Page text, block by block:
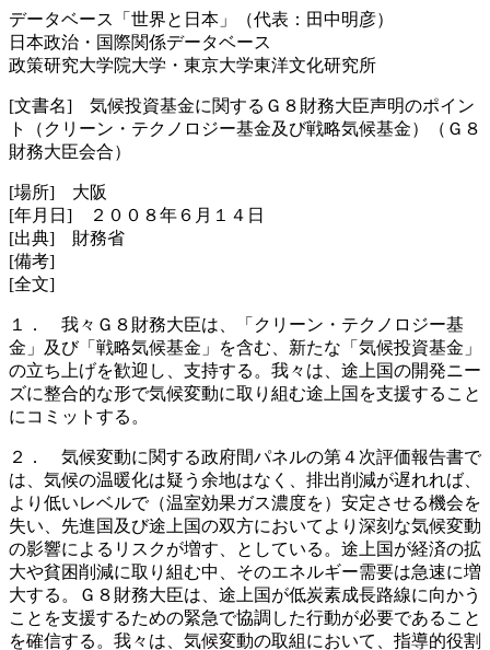
データベース「世界と日本」（代表：田中明彦）
日本政治・国際関係データベース
政策研究大学院大学・東京大学東洋文化研究所
[文書名] 気候投資基金に関するＧ８財務大臣声明のポイン
ト（クリーン・テクノロジー基金及び戦略気候基金）（Ｇ８
財務大臣会合）
[場所] 大阪
[年月日] ２００８年６月１４日
[出典] 財務省
[備考]
[全文]
１． 我々Ｇ８財務大臣は、「クリーン・テクノロジー基
金」及び「戦略気候基金」を含む、新たな「気候投資基金」
の立ち上げを歓迎し、支持する。我々は、途上国の開発ニー
ズに整合的な形で気候変動に取り組む途上国を支援すること
にコミットする。
２． 気候変動に関する政府間パネルの第４次評価報告書で
は、気候の温暖化は疑う余地はなく、排出削減が遅れれば、
より低いレベルで（温室効果ガス濃度を）安定させる機会を
失い、先進国及び途上国の双方においてより深刻な気候変動
の影響によるリスクが増す、としている。途上国が経済の拡
大や貧困削減に取り組む中、そのエネルギー需要は急速に増
大する。Ｇ８財務大臣は、途上国が低炭素成長路線に向かう
ことを支援するための緊急で協調した行動が必要であること
を確信する。我々は、気候変動の取組において、指導的役割